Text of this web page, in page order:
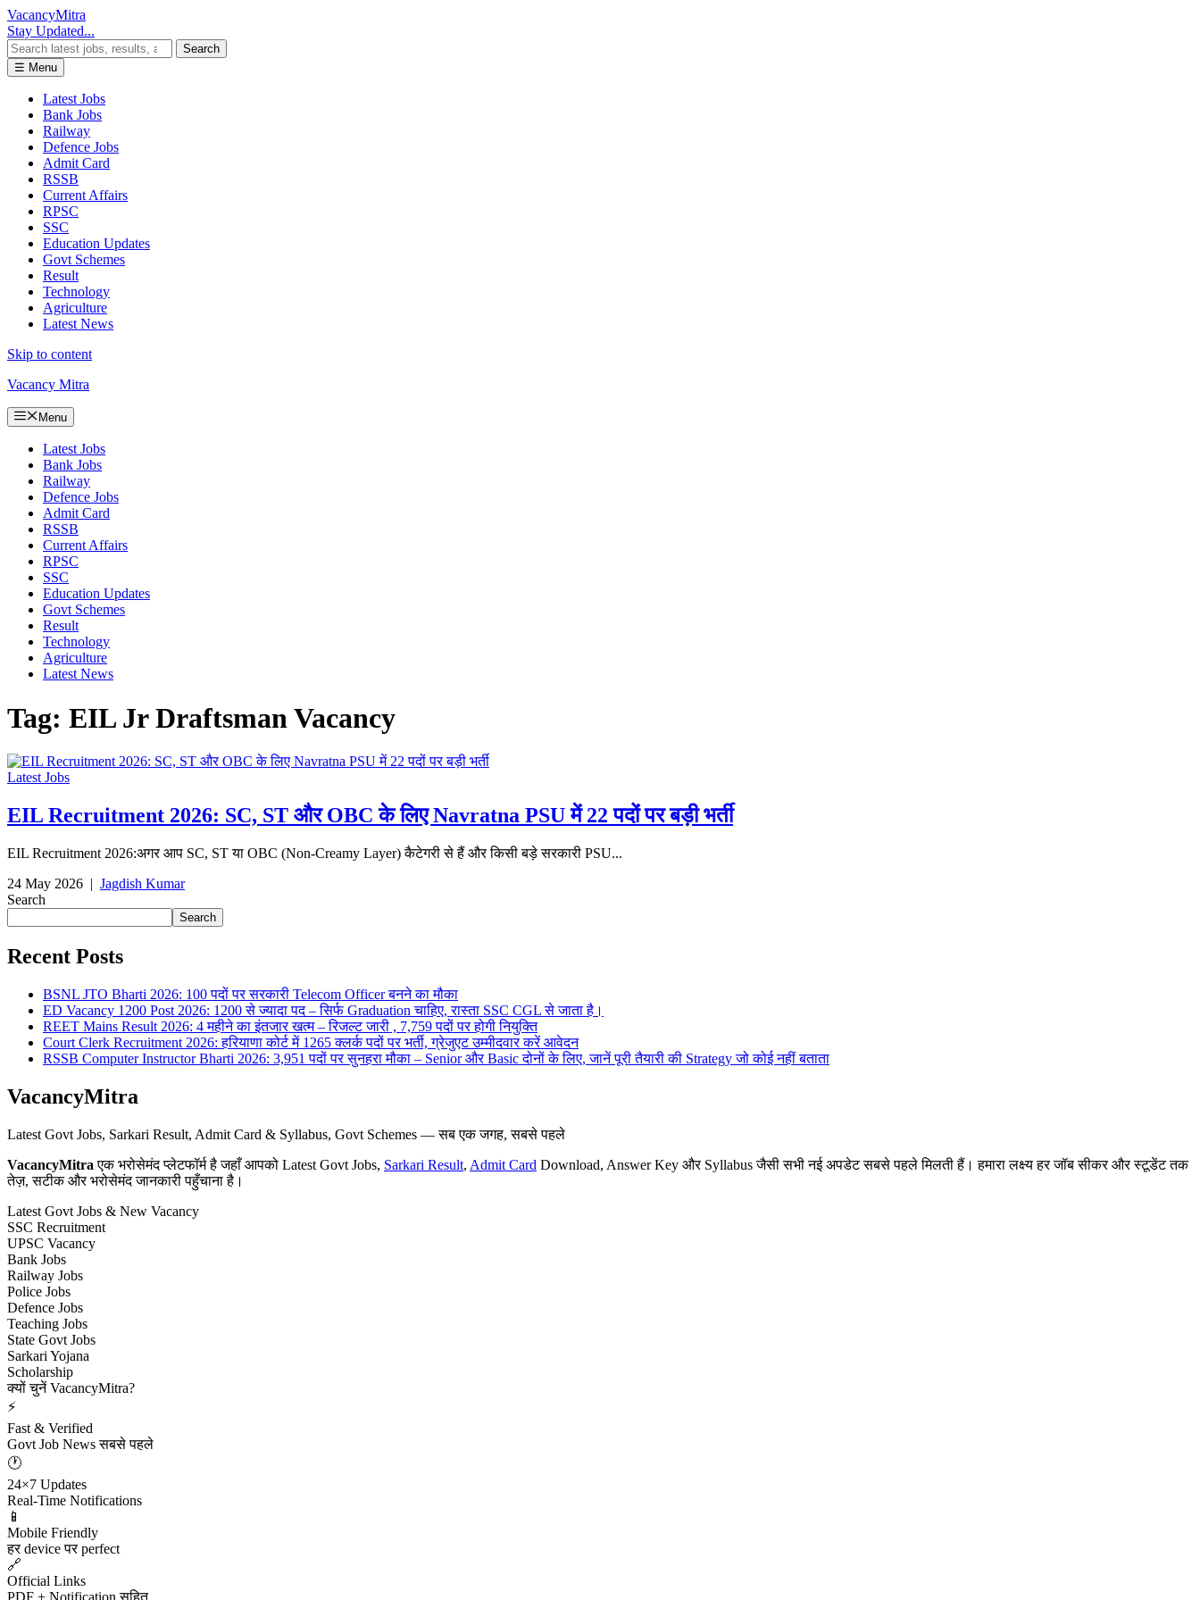
VacancyMitra
Stay Updated...
Search
☰ Menu
Latest Jobs
Bank Jobs
Railway
Defence Jobs
Admit Card
RSSB
Current Affairs
RPSC
SSC
Education Updates
Govt Schemes
Result
Technology
Agriculture
Latest News
Skip to content
Vacancy Mitra
Menu
Latest Jobs
Bank Jobs
Railway
Defence Jobs
Admit Card
RSSB
Current Affairs
RPSC
SSC
Education Updates
Govt Schemes
Result
Technology
Agriculture
Latest News
Tag: EIL Jr Draftsman Vacancy
Latest Jobs
EIL Recruitment 2026: SC, ST और OBC के लिए Navratna PSU में 22 पदों पर बड़ी भर्ती
EIL Recruitment 2026:अगर आप SC, ST या OBC (Non-Creamy Layer) कैटेगरी से हैं और किसी बड़े सरकारी PSU...
24 May 2026 | Jagdish Kumar
Search
Search
Recent Posts
BSNL JTO Bharti 2026: 100 पदों पर सरकारी Telecom Officer बनने का मौका
ED Vacancy 1200 Post 2026: 1200 से ज्यादा पद – सिर्फ Graduation चाहिए, रास्ता SSC CGL से जाता है।
REET Mains Result 2026: 4 महीने का इंतजार खत्म – रिजल्ट जारी , 7,759 पदों पर होगी नियुक्ति
Court Clerk Recruitment 2026: हरियाणा कोर्ट में 1265 क्लर्क पदों पर भर्ती, ग्रेजुएट उम्मीदवार करें आवेदन
RSSB Computer Instructor Bharti 2026: 3,951 पदों पर सुनहरा मौका – Senior और Basic दोनों के लिए, जानें पूरी तैयारी की Strategy जो कोई नहीं बताता
VacancyMitra
Latest Govt Jobs, Sarkari Result, Admit Card & Syllabus, Govt Schemes — सब एक जगह, सबसे पहले
VacancyMitra एक भरोसेमंद प्लेटफॉर्म है जहाँ आपको Latest Govt Jobs, Sarkari Result, Admit Card Download, Answer Key और Syllabus जैसी सभी नई अपडेट सबसे पहले मिलती हैं। हमारा लक्ष्य हर जॉब सीकर और स्टूडेंट तक
तेज़, सटीक और भरोसेमंद जानकारी पहुँचाना है।
Latest Govt Jobs & New Vacancy
SSC Recruitment
UPSC Vacancy
Bank Jobs
Railway Jobs
Police Jobs
Defence Jobs
Teaching Jobs
State Govt Jobs
Sarkari Yojana
Scholarship
क्यों चुनें VacancyMitra?
⚡
Fast & Verified
Govt Job News सबसे पहले
🕐
24×7 Updates
Real-Time Notifications
📱
Mobile Friendly
हर device पर perfect
🔗
Official Links
PDF + Notification सहित